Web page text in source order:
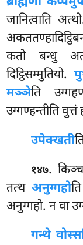
जानित्वाति
कतो बन्धु
दिट्ठिसम्मुतियो.
मञ्ञेति
उग्गण्हन्तीति वुत्तं
उपेक्खती
१४७.
तत्थ अनुग्गहो
अनुग्गहो. न वा
गन्थे